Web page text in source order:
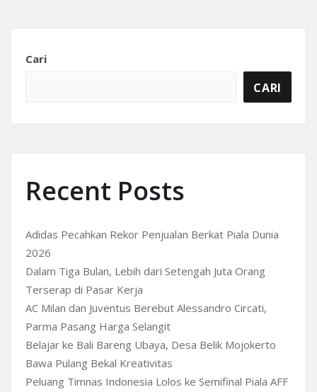
Cari
CARI
Recent Posts
Adidas Pecahkan Rekor Penjualan Berkat Piala Dunia
2026
Dalam Tiga Bulan, Lebih dari Setengah Juta Orang
Terserap di Pasar Kerja
AC Milan dan Juventus Berebut Alessandro Circati,
Parma Pasang Harga Selangit
Belajar ke Bali Bareng Ubaya, Desa Belik Mojokerto
Bawa Pulang Bekal Kreativitas
Peluang Timnas Indonesia Lolos ke Semifinal Piala AFF